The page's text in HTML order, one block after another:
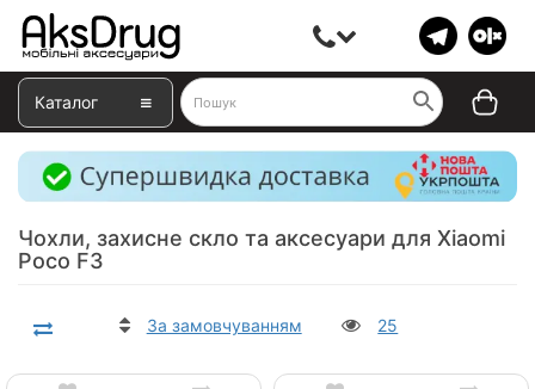
Каталог
Чохли, захисне скло та аксесуари для Xiaomi
Poco F3
За замовчуванням 25